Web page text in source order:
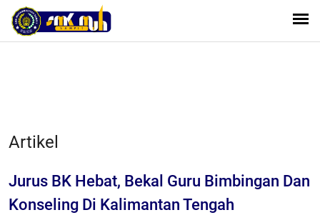
Artikel
Jurus BK Hebat, Bekal Guru Bimbingan Dan
Konseling Di Kalimantan Tengah